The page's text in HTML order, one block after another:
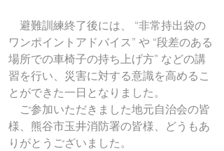
避難訓練終了後には、 “非常持出袋の
ワンポイントアドバイス” や “段差のある
場所での車椅子の持ち上げ方” などの講
習を行い、災害に対する意識を高めるこ
とができた一日となりました。
ご参加いただきました地元自治会の皆
様、熊谷市玉井消防署の皆様、どうもあ
りがとうございました。